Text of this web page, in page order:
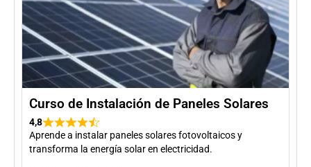
Curso de Instalación de Paneles Solares
4,8
Aprende a instalar paneles solares fotovoltaicos y
transforma la energía solar en electricidad.